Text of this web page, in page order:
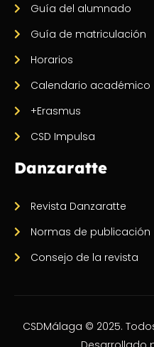
Guía del alumnado
Guía de matriculación
Horarios
Calendario académico
+Erasmus
CSD Impulsa
Danzaratte
Revista Danzaratte
Normas de publicación
Consejo de la revista
CSDMálaga © 2025.